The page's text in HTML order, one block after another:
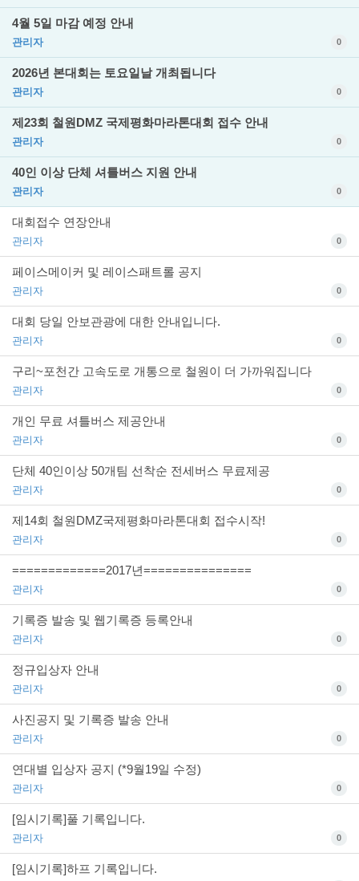
4월 5일 마감 예정 안내
관리자 0
2026년 본대회는 토요일날 개최됩니다
관리자 0
제23회 철원DMZ 국제평화마라톤대회 접수 안내
관리자 0
40인 이상 단체 셔틀버스 지원 안내
관리자 0
대회접수 연장안내
관리자 0
페이스메이커 및 레이스패트롤 공지
관리자 0
대회 당일 안보관광에 대한 안내입니다.
관리자 0
구리~포천간 고속도로 개통으로 철원이 더 가까워집니다
관리자 0
개인 무료 셔틀버스 제공안내
관리자 0
단체 40인이상 50개팀 선착순 전세버스 무료제공
관리자 0
제14회 철원DMZ국제평화마라톤대회 접수시작!
관리자 0
=============2017년===============
관리자 0
기록증 발송 및 웹기록증 등록안내
관리자 0
정규입상자 안내
관리자 0
사진공지 및 기록증 발송 안내
관리자 0
연대별 입상자 공지 (*9월19일 수정)
관리자 0
[임시기록]풀 기록입니다.
관리자 0
[임시기록]하프 기록입니다.